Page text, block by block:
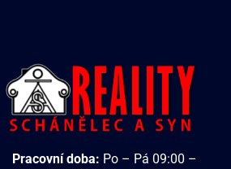
Pracovní doba: Po – Pá 09:00 –